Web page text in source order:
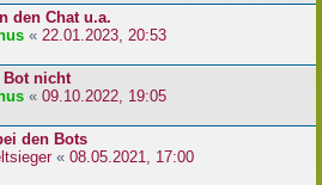
den Chat u.a.
« 22.01.2023, 20:53
Bot nicht
« 09.10.2022, 19:05
den Bots
« 08.05.2021, 17:00